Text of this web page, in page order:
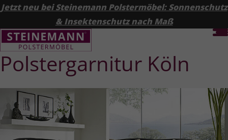
Jetzt neu bei Steinemann Polstermöbel: Sonnenschutz
& Insektenschutz nach Maß
Polster­garnitur Köln